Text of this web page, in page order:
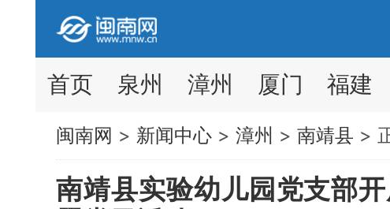
首页 泉州 漳州 厦门 福建
闽南网 > 新闻中心> 漳州 > 南靖县 >
南靖县实验幼儿园党支部开